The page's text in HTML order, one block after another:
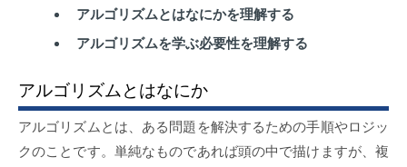
アルゴリズムとはなにかを理解する
アルゴリズムを学ぶ必要性を理解する
アルゴリズムとはなにか
アルゴリズムとは、ある問題を解決するための手順やロジッ
クのことです。単純なものであれば頭の中で描けますが、複